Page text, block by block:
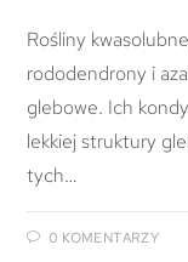
Rośliny
rododendrony i
glebowe. Ich
lekkiej struktury
tych…
0 KOMENTARZY